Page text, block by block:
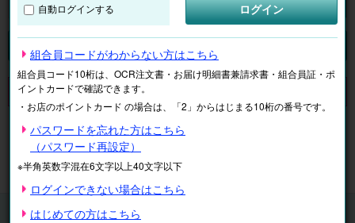
検索
申し訳ございません。 現在、該当商品は、お取扱いしておりません。
マイページ 注文履歴
抽選結果
請求内容
チケット
自動ログインする ログイン
組合員コードがわからない方はこちら
組合員コード10桁は、OCR注文書・お届け明細書兼請求書・組合員証・ポ
イントカードで確認できます。
・お店のポイントカード の場合は、「2」からはじまる10桁の番号です。
パスワードを忘れた方はこちら
（パスワード再設定）
※半角英数字混在6文字以上40文字以下
ログインできない場合はこちら
はじめての方はこちら